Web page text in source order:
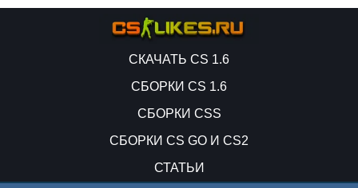
СКАЧАТЬ CS 1.6
СБОРКИ CS 1.6
СБОРКИ CSS
СБОРКИ CS GO И CS2
СТАТЬИ